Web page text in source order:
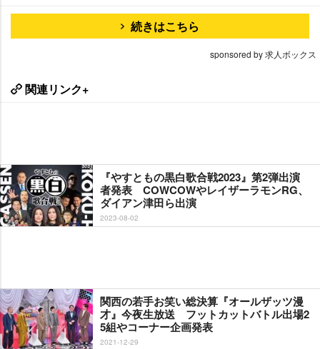
続きはこちら
sponsored by 求人ボックス
関連リンク+
『やすともの黒白歌合戦2023』第2弾出演
者発表 COWCOWやレイザーラモンRG、
ダイアン津田ら出演
2023-08-02
関西の若手お笑い総決算『オールザッツ漫
才』今夜生放送 フットカットバトル出場2
5組やコーナー企画発表
2021-12-29